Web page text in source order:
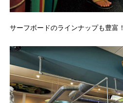
サーフボードのラインナップも豊富！